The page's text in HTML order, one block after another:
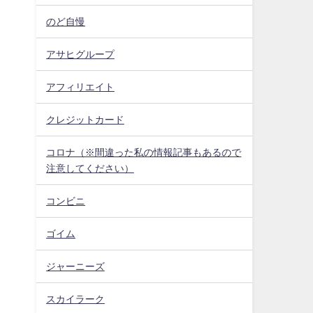
のど自慢
アサヒグループ
アフィリエイト
クレジットカード
コロナ（※間違った私の情報記事もあるので
注意してください）
コンビニ
ゴイム
ジャーニーズ
スカイラーク